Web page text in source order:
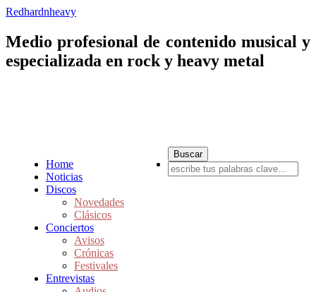
Redhardnheavy
Medio profesional de contenido musical y
especializada en rock y heavy metal
Home
Noticias
Discos
Novedades
Clásicos
Conciertos
Avisos
Crónicas
Festivales
Entrevistas